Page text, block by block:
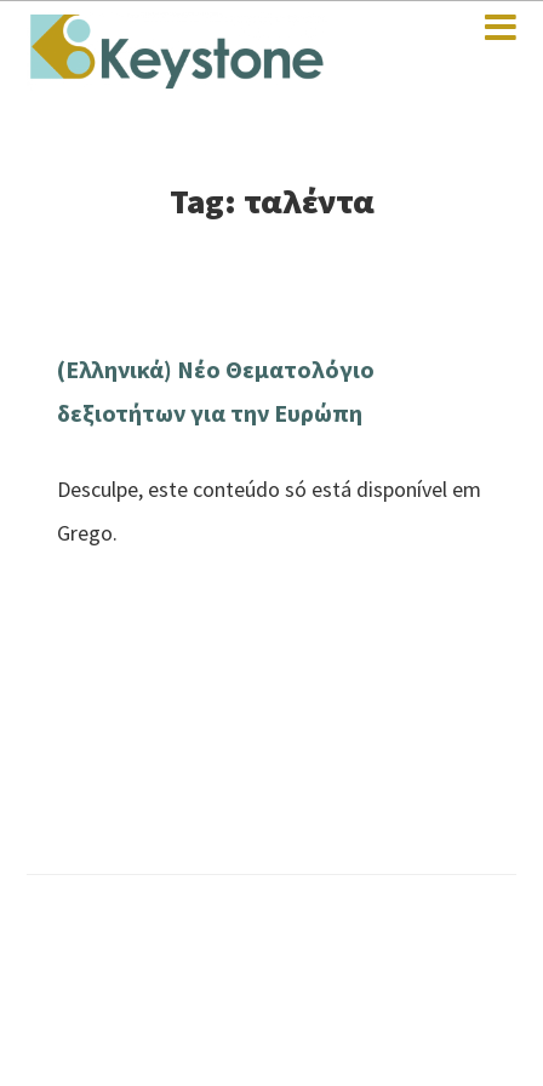
Tag: ταλέντα
(Ελληνικά) Νέο Θεματολόγιο
δεξιοτήτων για την Ευρώπη
Desculpe, este conteúdo só está disponível em
Grego.